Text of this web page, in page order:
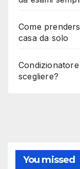
Come
casa da solo
scegliere?
You missed